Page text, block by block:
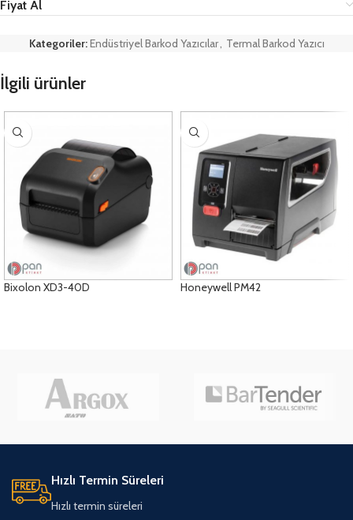
Fiyat Al
Kategoriler:Endüstriyel Barkod Yazıcılar, Termal Barkod Yazıcı
İlgili ürünler
Bixolon XD3-40D Honeywell PM42
Hızlı Termin Süreleri
Hızlı termin süreleri